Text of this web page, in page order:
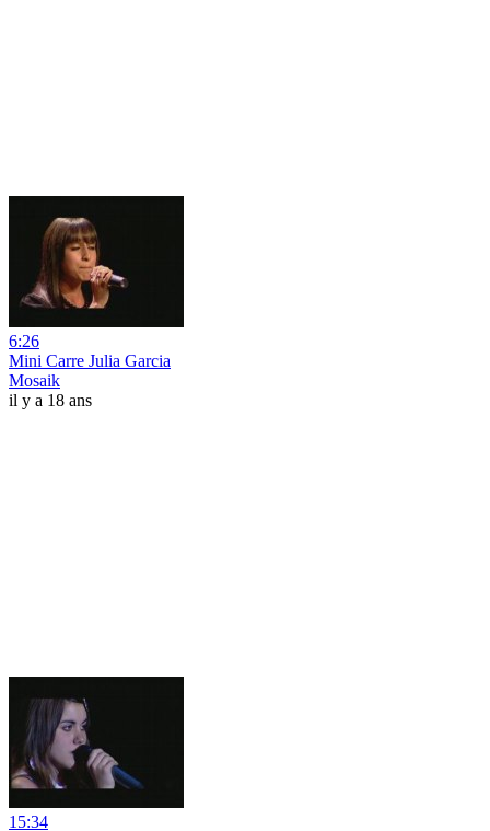
6:26
Mini Carre Julia Garcia
Mosaik
il y a 18 ans
15:34